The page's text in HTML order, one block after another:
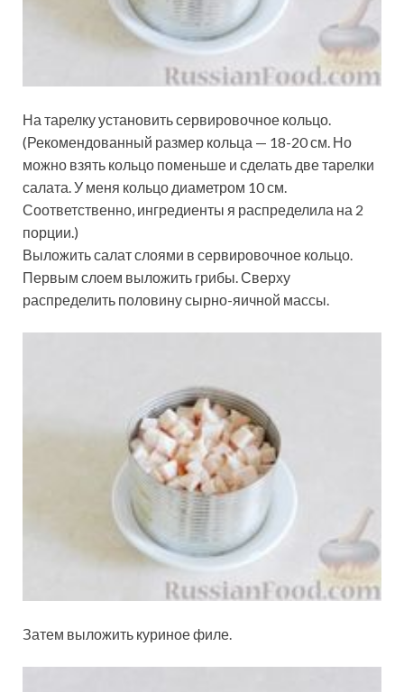
На тарелку установить сервировочное кольцо.
(Рекомендованный размер кольца — 18-20 см. Но
можно взять кольцо поменьше и сделать две тарелки
салата. У меня кольцо диаметром 10 см.
Соответственно, ингредиенты я распределила на 2
порции.)
Выложить салат слоями в сервировочное кольцо.
Первым слоем выложить грибы. Сверху
распределить половину сырно-яичной массы.
Затем выложить куриное филе.